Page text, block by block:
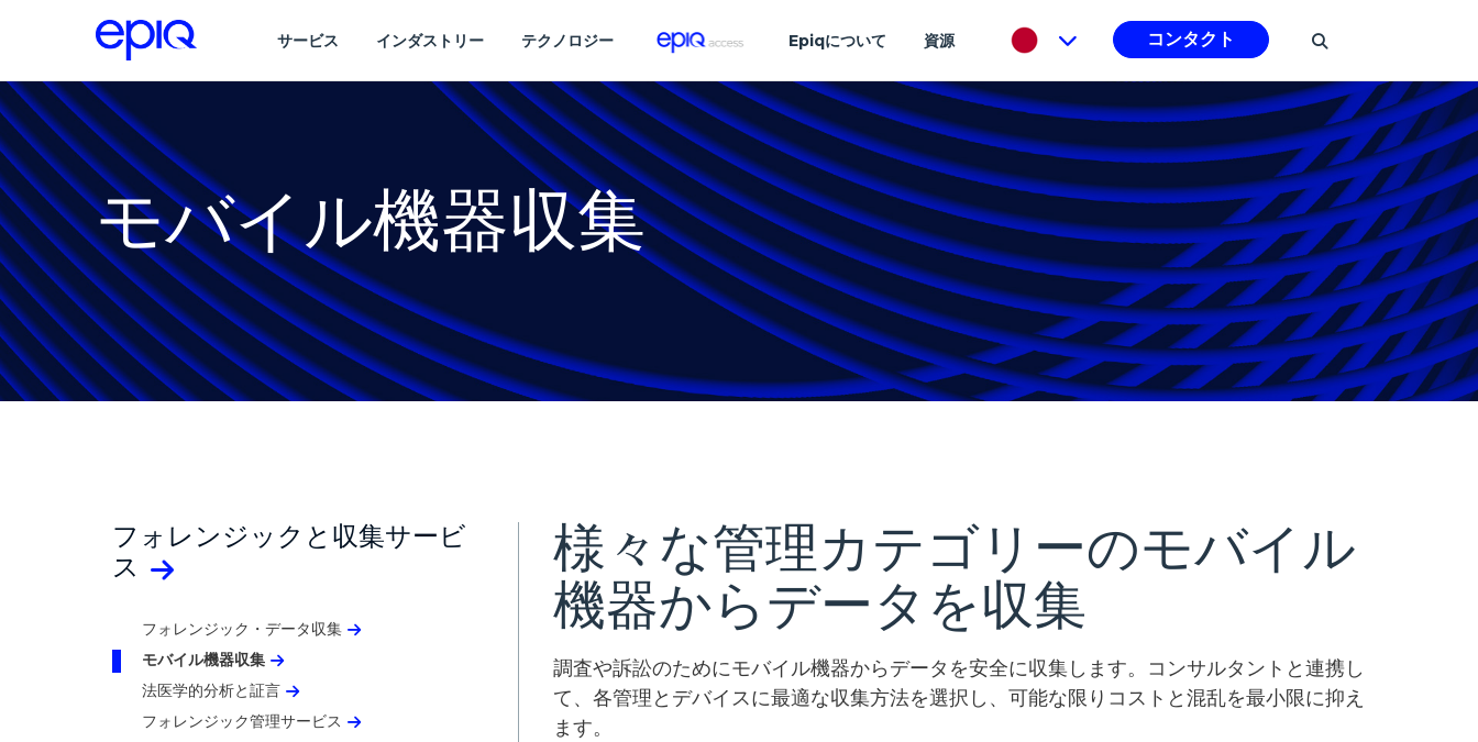
サービス インダストリー テクノロジー Epiqについて 資源 コンタクト
モバイル機器収集
フォレンジックと収集サービ
ス
フォレンジック・データ収集
モバイル機器収集
法医学的分析と証言
フォレンジック管理サービス
様々な管理カテゴリーのモバイル
機器からデータを収集
調査や訴訟のためにモバイル機器からデータを安全に収集します。コンサルタントと連携し
て、各管理とデバイスに最適な収集方法を選択し、可能な限りコストと混乱を最小限に抑え
ます。